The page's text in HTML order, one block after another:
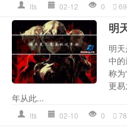
lts 02-12 0 69
明
明
中
称为
更
年从此...
lts 02-10 0